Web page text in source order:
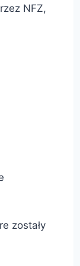
NFZ,
zostały